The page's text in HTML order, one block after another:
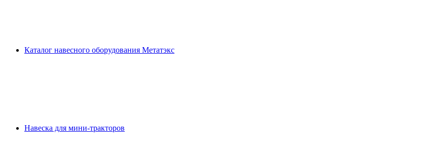
Каталог навесного оборудования Метатэкс
Навеска для мини-тракторов